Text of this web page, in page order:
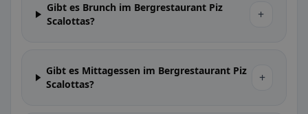
Gibt es Brunch im Bergrestaurant Piz
Scalottas?
+
Gibt es Mittagessen im Bergrestaurant Piz
Scalottas?
+